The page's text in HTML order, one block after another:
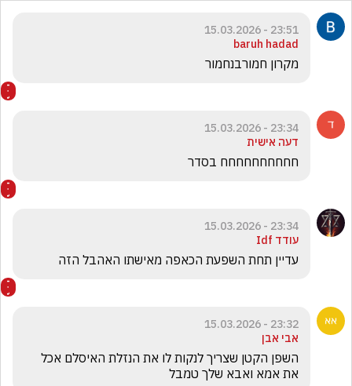
23:51 - 15.03.2026
baruh hadad
מקרון חמורבנחמור
23:34 - 15.03.2026
דעה אישית
חחחחחחחחחח בסדר
23:34 - 15.03.2026
עודד Idf
עדיין תחת השפעת הכאפה מאישתו האהבל הזה
23:32 - 15.03.2026
אבי אבן
את אמא ואבא שלך טמבל